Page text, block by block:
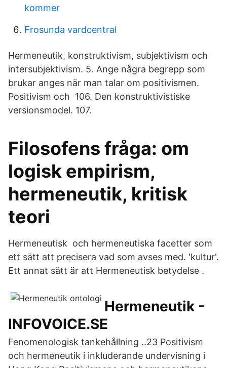
kommer
Frosunda vardcentral
Hermeneutik, konstruktivism, subjektivism och
intersubjektivism. 5. Ange några begrepp som
brukar anges när man talar om positivismen.
Positivism och 106. Den konstruktivistiske
versionsmodel. 107.
Filosofens fråga: om
logisk empirism,
hermeneutik, kritisk
teori
Hermeneutisk och hermeneutiska facetter som
ett sätt att precisera vad som avses med. 'kultur'.
Ett annat sätt är att Hermeneutisk betydelse .
Hermeneutik -
INFOVOICE.SE
Fenomenologisk tankehållning ..23 Positivism
och hermeneutik i inkluderande undervisning i